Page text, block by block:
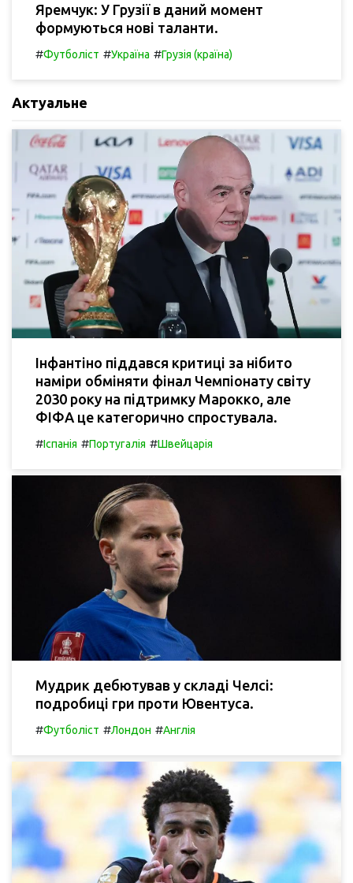
Яремчук: У Грузії в даний момент
формуються нові таланти.
#Футболіст #Україна #Грузія (країна)
Актуальне
Інфантіно піддався критиці за нібито
наміри обміняти фінал Чемпіонату світу
2030 року на підтримку Марокко, але
ФІФА це категорично спростувала.
#Іспанія #Португалія #Швейцарія
Мудрик дебютував у складі Челсі:
подробиці гри проти Ювентуса.
#Футболіст #Лондон #Англія